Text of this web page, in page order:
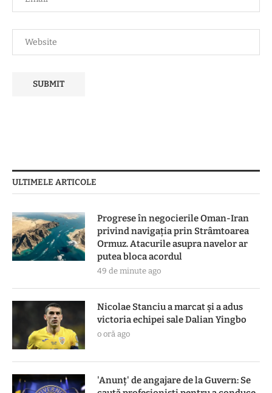
ULTIMELE ARTICOLE
Progrese în negocierile Oman-Iran
privind navigația prin Strâmtoarea
Ormuz. Atacurile asupra navelor ar
putea bloca acordul
49 de minute ago
Nicolae Stanciu a marcat și a adus
victoria echipei sale Dalian Yingbo
o oră ago
'Anunț' de angajare de la Guvern: Se